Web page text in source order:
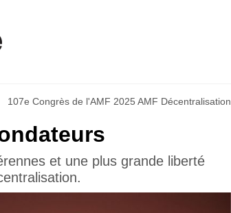
107e Congrès de l'AMF 2025 AMF Décentralisation
et une plus grande liberté